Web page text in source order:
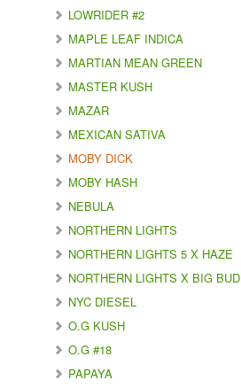
LOWRIDER #2
MAPLE LEAF INDICA
MARTIAN MEAN GREEN
MASTER KUSH
MAZAR
MEXICAN SATIVA
MOBY DICK
MOBY HASH
NEBULA
NORTHERN LIGHTS
NORTHERN LIGHTS 5 X HAZE
NORTHERN LIGHTS X BIG BUD
NYC DIESEL
O.G KUSH
O.G #18
PAPAYA